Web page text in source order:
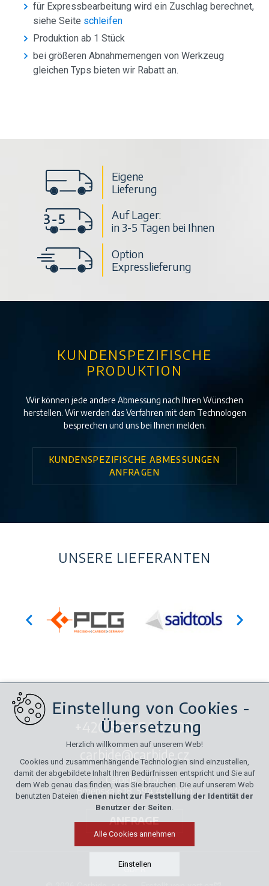
für Expressbearbeitung wird ein Zuschlag berechnet,
siehe Seite schleifen
Produktion ab 1 Stück
bei größeren Abnahmemengen von Werkzeug
gleichen Typs bieten wir Rabatt an.
Eigene
Lieferung
Auf Lager:
in 3-5 Tagen bei Ihnen
Option
Expresslieferung
KUNDENSPEZIFISCHE
PRODUKTION
Wir können jede andere Abmessung nach Ihren Wünschen
herstellen. Wir werden das Verfahren mit dem Technologen
besprechen und uns bei Ihnen melden.
KUNDENSPEZIFISCHE ABMESSUNGEN
ANFRAGEN
UNSERE LIEFERANTEN
+420566 544 600
carbide@carbide.cz
Carbide, s.r.o.,
Brněnská 618, 594 42 Měřín
ANFRAGE
GDPR
Einstellung von Cookies -
Übersetzung
Herzlich willkommen auf unserem Web!
Cookies und zusammenhängende Technologien sind einzustellen,
damit der abgebildete Inhalt Ihren Bedürfnissen entspricht und Sie auf
dem Web genau das finden, was Sie brauchen. Die auf unserem Web
benutzten Dateien dienen nicht zur Feststellung der Identität der
Benutzer der Seiten.
Alle Cookies annehmen
Einstellen